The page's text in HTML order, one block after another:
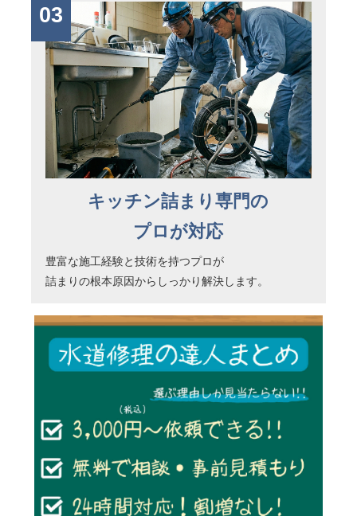
03
キッチン詰まり専門の
プロが対応
豊富な施工経験と技術を持つプロが
詰まりの根本原因からしっかり解決します。